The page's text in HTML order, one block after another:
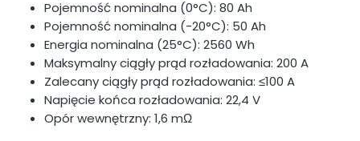
Pojemność nominalna (0°C): 80 Ah
Pojemność nominalna (-20°C): 50 Ah
Energia nominalna (25°C): 2560 Wh
Maksymalny ciągły prąd rozładowania: 200 A
Zalecany ciągły prąd rozładowania: ≤100 A
Napięcie końca rozładowania: 22,4 V
Opór wewnętrzny: 1,6 mΩ